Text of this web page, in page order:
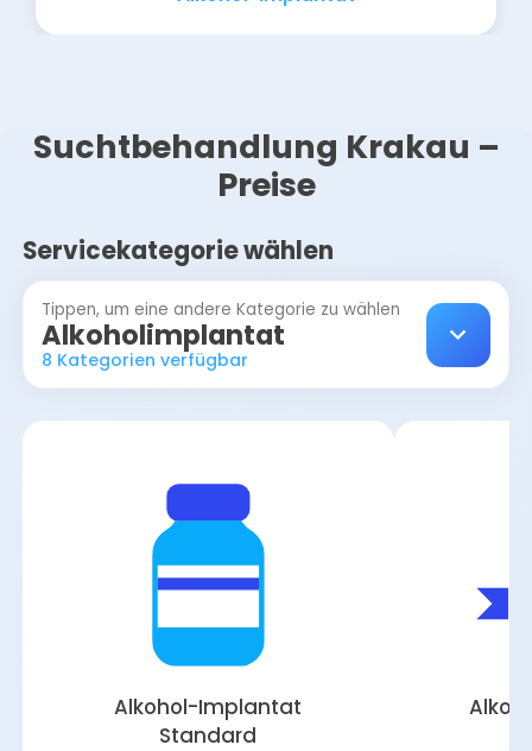
Suchtbehandlung Krakau –
Preise
Servicekategorie wählen
Tippen, um eine andere Kategorie zu wählen
Alkoholimplantat
8 Kategorien verfügbar
Alkohol-Implantat
Standard